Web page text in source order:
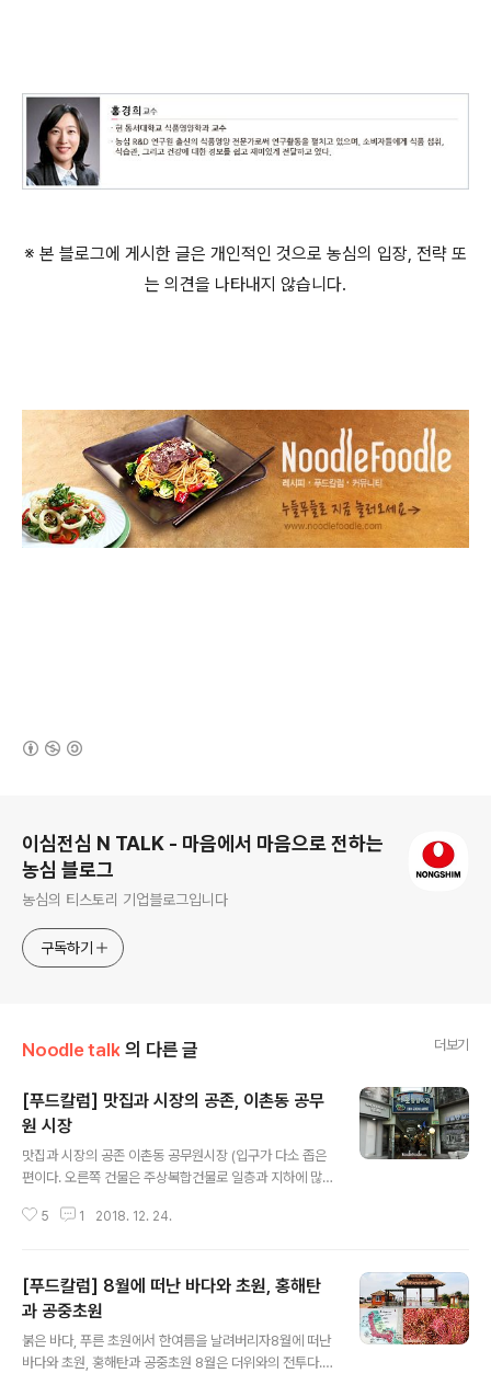
※ 본 블로그에 게시한 글은 개인적인 것으로 농심의 입장, 전략 또
는 의견을 나타내지 않습니다.
이심전심 N TALK - 마음에서 마음으로 전하는
농심 블로그
농심의 티스토리 기업블로그입니다
구독하기
Noodle talk 의 다른 글 더보기
[푸드칼럼] 맛집과 시장의 공존, 이촌동 공무
원 시장
맛집과 시장의 공존 이촌동 공무원시장 (입구가 다소 좁은
편이다. 오른쪽 건물은 주상복합건물로 일층과 지하에 많
1968년 공무원 아파트가 생긴 이래 98년 재개발이 완료
으로 기억에서 잊혀져 가는 이름의 시장이다. 개인적으로
는 다행히 지방에서 대학 본고사를 준비하기 위해 서울에
잠시 와 있던 첫 번째 거주지가 바로 이 동부이촌동이었기
에 조금이나마 개발 전 그 당시의 동네 분위기를 어느 정도
알고 있다. (4호선과 국철이 만나는 곳으로 반대쪽은 국립
5 1 2018. 12. 24.
[푸드칼럼] 8월에 떠난 바다와 초원, 홍해탄
과 공중초원
붉은 바다, 푸른 초원에서 한여름을 날려버리자8월에 떠난
바다와 초원, 홍해탄과 공중초원 8월은 더위와의 전투다.